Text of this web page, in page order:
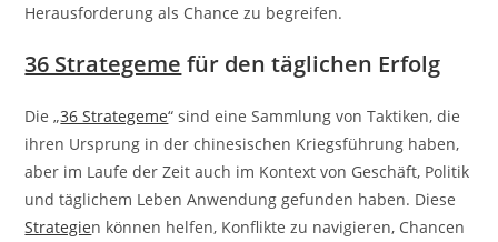
Herausforderung als Chance zu begreifen.
36 Strategeme für den täglichen Erfolg
Die „36 Strategeme“ sind eine Sammlung von Taktiken, die
ihren Ursprung in der chinesischen Kriegsführung haben,
aber im Laufe der Zeit auch im Kontext von Geschäft, Politik
und täglichem Leben Anwendung gefunden haben. Diese
Strategien können helfen, Konflikte zu navigieren, Chancen